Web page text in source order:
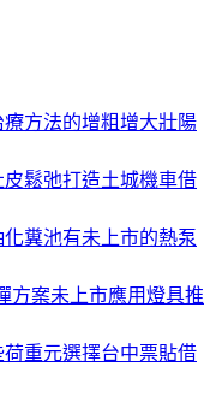
方法的增粗增大壯陽
鬆弛打造土城機車借
糞池有未上市的熱泵
方案未上市應用燈具推
重元選擇台中票貼借